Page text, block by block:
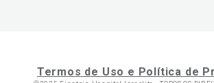
Termos de Uso e Política de